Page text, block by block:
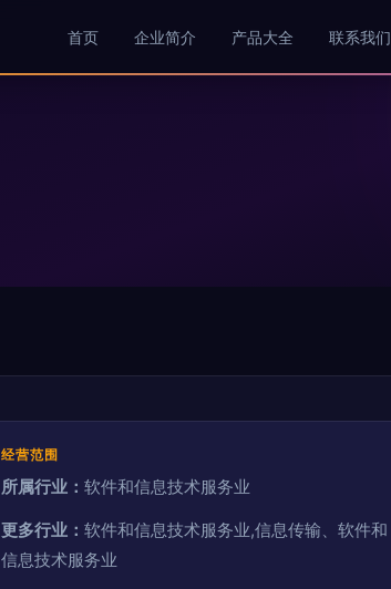
首页 企业简介 产品大全 联系我们
经营范围
所属行业： 软件和信息技术服务业
更多行业： 软件和信息技术服务业,信息传输、软件和
信息技术服务业